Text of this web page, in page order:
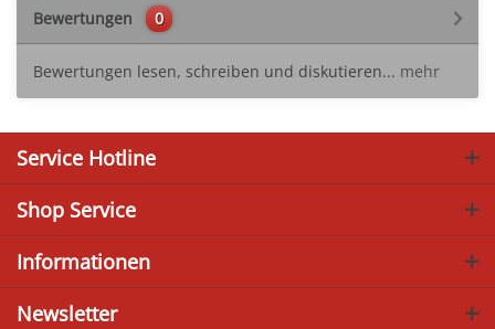
Bewertungen 0
Bewertungen lesen, schreiben und diskutieren... mehr
Service Hotline
Shop Service
Informationen
Newsletter